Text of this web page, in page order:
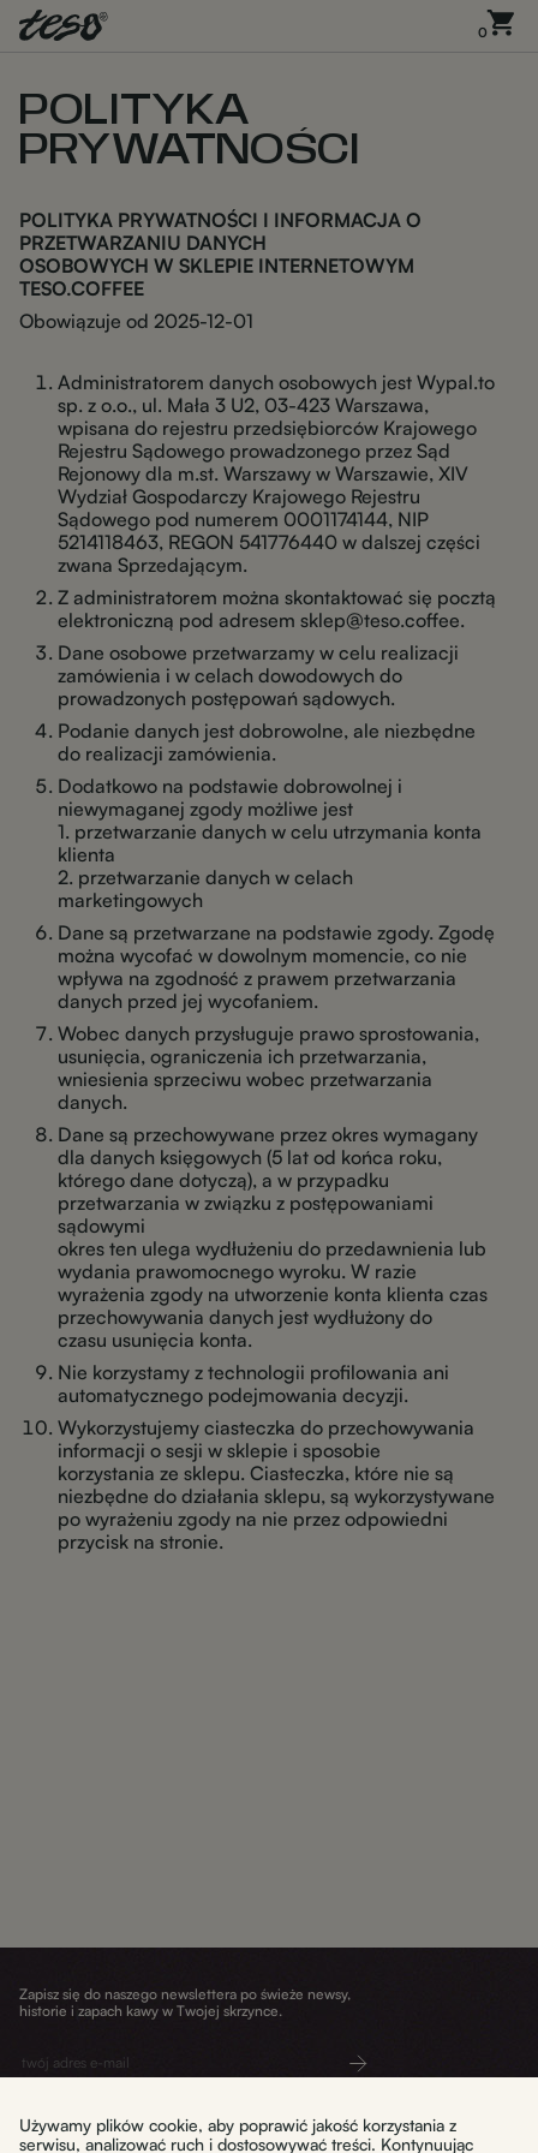
0
POLITYKA
PRYWATNOŚCI
POLITYKA PRYWATNOŚCI I INFORMACJA O
PRZETWARZANIU DANYCH
OSOBOWYCH W SKLEPIE INTERNETOWYM
TESO.COFFEE
Obowiązuje od 2025-12-01
Administratorem danych osobowych jest Wypal.to
sp. z o.o., ul. Mała 3 U2, 03-423 Warszawa,
wpisana do rejestru przedsiębiorców Krajowego
Rejestru Sądowego prowadzonego przez Sąd
Rejonowy dla m.st. Warszawy w Warszawie, XIV
Wydział Gospodarczy Krajowego Rejestru
Sądowego pod numerem 0001174144, NIP
5214118463, REGON 541776440 w dalszej części
zwana Sprzedającym.
Z administratorem można skontaktować się pocztą
elektroniczną pod adresem sklep@teso.coffee.
Dane osobowe przetwarzamy w celu realizacji
zamówienia i w celach dowodowych do
prowadzonych postępowań sądowych.
Podanie danych jest dobrowolne, ale niezbędne
do realizacji zamówienia.
Dodatkowo na podstawie dobrowolnej i
niewymaganej zgody możliwe jest
1. przetwarzanie danych w celu utrzymania konta
klienta
2. przetwarzanie danych w celach
marketingowych
Dane są przetwarzane na podstawie zgody. Zgodę
można wycofać w dowolnym momencie, co nie
wpływa na zgodność z prawem przetwarzania
danych przed jej wycofaniem.
Wobec danych przysługuje prawo sprostowania,
usunięcia, ograniczenia ich przetwarzania,
wniesienia sprzeciwu wobec przetwarzania
danych.
Dane są przechowywane przez okres wymagany
dla danych księgowych (5 lat od końca roku,
którego dane dotyczą), a w przypadku
przetwarzania w związku z postępowaniami
sądowymi
okres ten ulega wydłużeniu do przedawnienia lub
wydania prawomocnego wyroku. W razie
wyrażenia zgody na utworzenie konta klienta czas
przechowywania danych jest wydłużony do
czasu usunięcia konta.
Nie korzystamy z technologii profilowania ani
automatycznego podejmowania decyzji.
Wykorzystujemy ciasteczka do przechowywania
informacji o sesji w sklepie i sposobie
korzystania ze sklepu. Ciasteczka, które nie są
niezbędne do działania sklepu, są wykorzystywane
po wyrażeniu zgody na nie przez odpowiedni
przycisk na stronie.
Zapisz się do naszego newslettera po świeże newsy,
historie i zapach kawy w Twojej skrzynce.
Wyślij
Używamy plików cookie, aby poprawić jakość korzystania z
serwisu, analizować ruch i dostosowywać treści. Kontynuując